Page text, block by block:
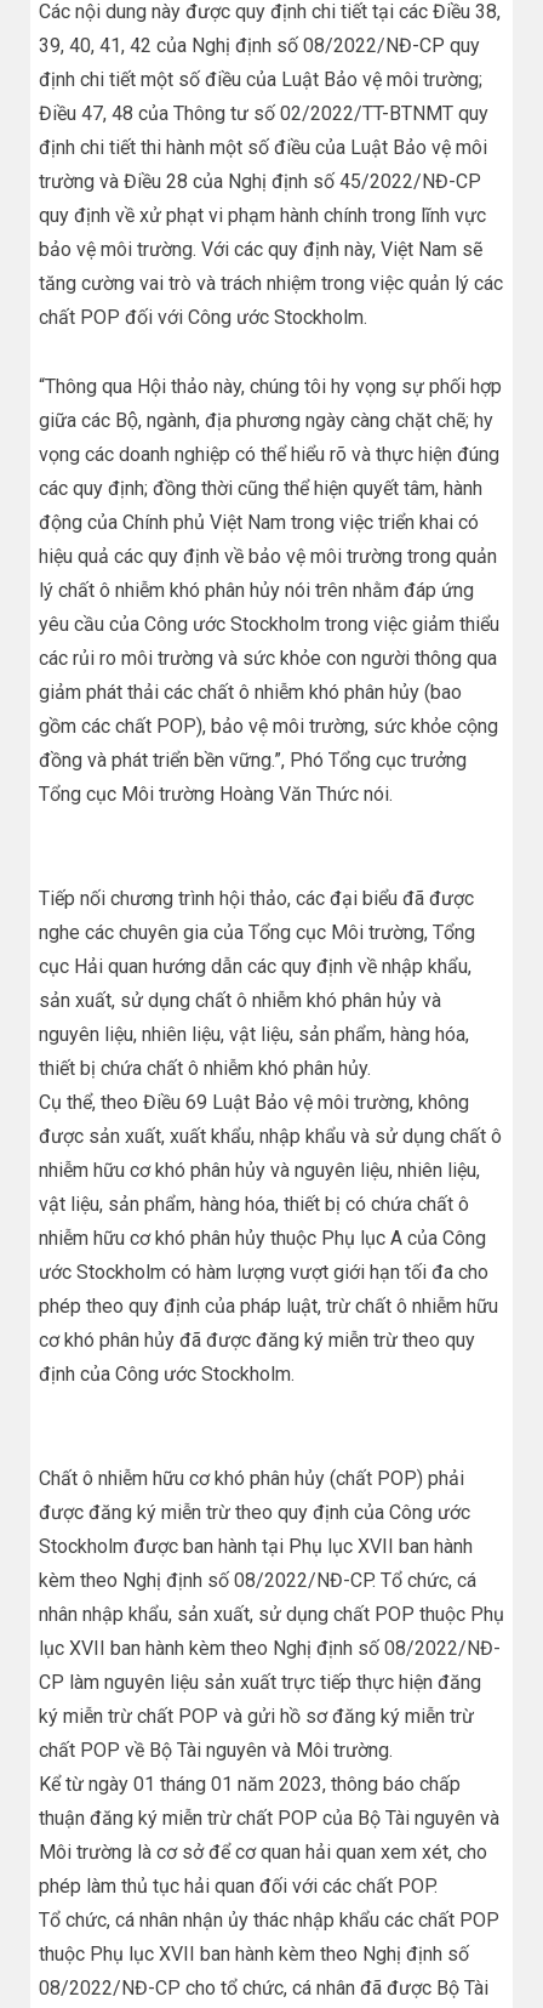
Các nội dung này được quy định chi tiết tại các Điều 38,
39, 40, 41, 42 của Nghị định số 08/2022/NĐ-CP quy
định chi tiết một số điều của Luật Bảo vệ môi trường;
Điều 47, 48 của Thông tư số 02/2022/TT-BTNMT quy
định chi tiết thi hành một số điều của Luật Bảo vệ môi
trường và Điều 28 của Nghị định số 45/2022/NĐ-CP
quy định về xử phạt vi phạm hành chính trong lĩnh vực
bảo vệ môi trường. Với các quy định này, Việt Nam sẽ
tăng cường vai trò và trách nhiệm trong việc quản lý các
chất POP đối với Công ước Stockholm.
“Thông qua Hội thảo này, chúng tôi hy vọng sự phối hợp
giữa các Bộ, ngành, địa phương ngày càng chặt chẽ; hy
vọng các doanh nghiệp có thể hiểu rõ và thực hiện đúng
các quy định; đồng thời cũng thể hiện quyết tâm, hành
động của Chính phủ Việt Nam trong việc triển khai có
hiệu quả các quy định về bảo vệ môi trường trong quản
lý chất ô nhiễm khó phân hủy nói trên nhằm đáp ứng
yêu cầu của Công ước Stockholm trong việc giảm thiểu
các rủi ro môi trường và sức khỏe con người thông qua
giảm phát thải các chất ô nhiễm khó phân hủy (bao
gồm các chất POP), bảo vệ môi trường, sức khỏe cộng
đồng và phát triển bền vững.”, Phó Tổng cục trưởng
Tổng cục Môi trường Hoàng Văn Thức nói.
Tiếp nối chương trình hội thảo, các đại biểu đã được
nghe các chuyên gia của Tổng cục Môi trường, Tổng
cục Hải quan hướng dẫn các quy định về nhập khẩu,
sản xuất, sử dụng chất ô nhiễm khó phân hủy và
nguyên liệu, nhiên liệu, vật liệu, sản phẩm, hàng hóa,
thiết bị chứa chất ô nhiễm khó phân hủy.
Cụ thể, theo Điều 69 Luật Bảo vệ môi trường, không
được sản xuất, xuất khẩu, nhập khẩu và sử dụng chất ô
nhiễm hữu cơ khó phân hủy và nguyên liệu, nhiên liệu,
vật liệu, sản phẩm, hàng hóa, thiết bị có chứa chất ô
nhiễm hữu cơ khó phân hủy thuộc Phụ lục A của Công
ước Stockholm có hàm lượng vượt giới hạn tối đa cho
phép theo quy định của pháp luật, trừ chất ô nhiễm hữu
cơ khó phân hủy đã được đăng ký miễn trừ theo quy
định của Công ước Stockholm.
Chất ô nhiễm hữu cơ khó phân hủy (chất POP) phải
được đăng ký miễn trừ theo quy định của Công ước
Stockholm được ban hành tại Phụ lục XVII ban hành
kèm theo Nghị định số 08/2022/NĐ-CP. Tổ chức, cá
nhân nhập khẩu, sản xuất, sử dụng chất POP thuộc Phụ
lục XVII ban hành kèm theo Nghị định số 08/2022/NĐ-
CP làm nguyên liệu sản xuất trực tiếp thực hiện đăng
ký miễn trừ chất POP và gửi hồ sơ đăng ký miễn trừ
chất POP về Bộ Tài nguyên và Môi trường.
Kể từ ngày 01 tháng 01 năm 2023, thông báo chấp
thuận đăng ký miễn trừ chất POP của Bộ Tài nguyên và
Môi trường là cơ sở để cơ quan hải quan xem xét, cho
phép làm thủ tục hải quan đối với các chất POP.
Tổ chức, cá nhân nhận ủy thác nhập khẩu các chất POP
thuộc Phụ lục XVII ban hành kèm theo Nghị định số
08/2022/NĐ-CP cho tổ chức, cá nhân đã được Bộ Tài